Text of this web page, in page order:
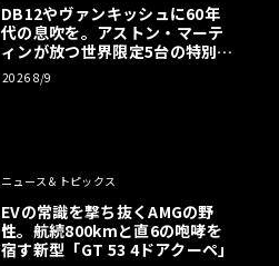
DB12やヴァンキッシュに60年
代の息吹を。アストン・マーテ
ィンが放つ世界限定5台の特別コ
レクション
2026 8/9
ニュース＆トピックス
EVの常識を撃ち抜くAMGの野
性。航続800kmと直6の咆哮を
宿す新型「GT 53 4ドアクーペ」